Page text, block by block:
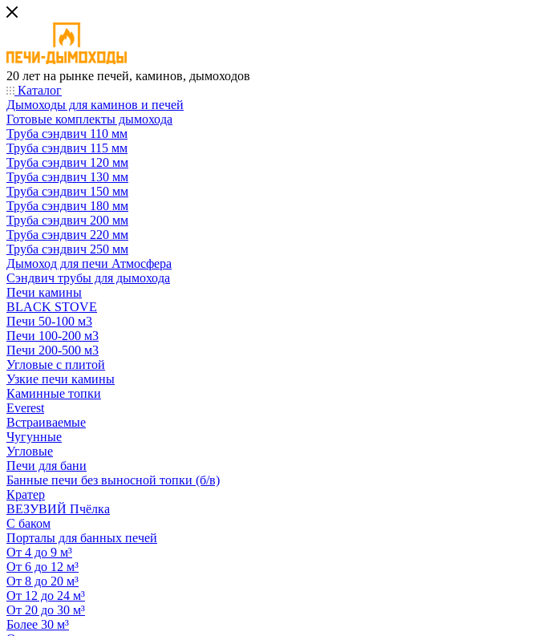
20 лет на рынке печей, каминов, дымоходов
Каталог
Дымоходы для каминов и печей
Готовые комплекты дымохода
Труба сэндвич 110 мм
Труба сэндвич 115 мм
Труба сэндвич 120 мм
Труба сэндвич 130 мм
Труба сэндвич 150 мм
Труба сэндвич 180 мм
Труба сэндвич 200 мм
Труба сэндвич 220 мм
Труба сэндвич 250 мм
Дымоход для печи Атмосфера
Сэндвич трубы для дымохода
Печи камины
BLACK STOVE
Печи 50-100 м3
Печи 100-200 м3
Печи 200-500 м3
Угловые с плитой
Узкие печи камины
Каминные топки
Everest
Встраиваемые
Чугунные
Угловые
Печи для бани
Банные печи без выносной топки (б/в)
Кратер
ВЕЗУВИЙ Пчёлка
С баком
Порталы для банных печей
От 4 до 9 м³
От 6 до 12 м³
От 8 до 20 м³
От 12 до 24 м³
От 20 до 30 м³
Более 30 м³